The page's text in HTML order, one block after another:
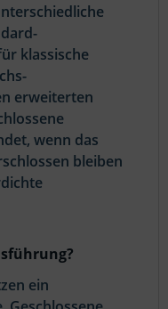
klassische
erweiterten
wenn das
bleiben
ein